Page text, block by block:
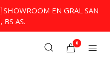
EN GRAL SAN
BS AS.
0